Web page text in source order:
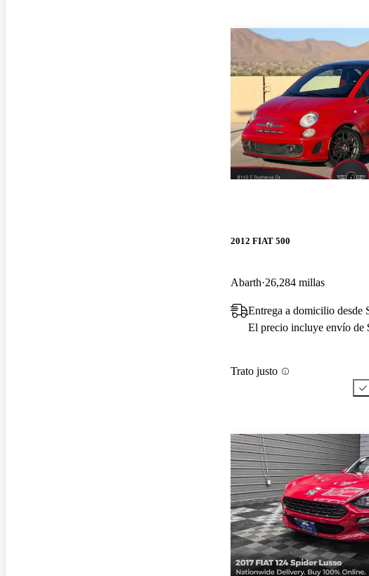
2012 FIAT 500
Abarth 26,284 millas
Entrega a domicilio desde
El precio incluye envío de
Trato justo